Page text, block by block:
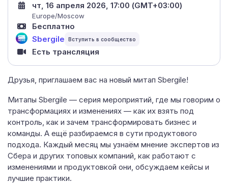
Друзья, приглашаем вас на новый митап Sbergile!
Митапы Sbergile — серия мероприятий, где мы говорим о
трансформациях и изменениях — как их взять под
контроль, как и зачем трансформировать бизнес и
команды. А ещё разбираемся в сути продуктового
подхода. Каждый месяц мы узнаём мнение экспертов из
Сбера и других топовых компаний, как работают с
изменениями и продуктовкой они, обсуждаем кейсы и
лучшие практики.
чт, 16 апреля 2026, 17:00 (GMT+03:00)
Europe/Moscow
Бесплатно
Sbergile
Есть трансляция